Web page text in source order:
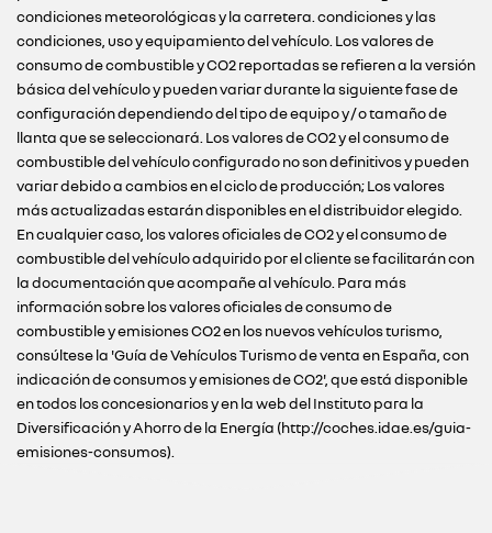
condiciones meteorológicas y la carretera. condiciones y las
condiciones, uso y equipamiento del vehículo. Los valores de
consumo de combustible y CO2 reportadas se refieren a la versión
básica del vehículo y pueden variar durante la siguiente fase de
configuración dependiendo del tipo de equipo y / o tamaño de
llanta que se seleccionará. Los valores de CO2 y el consumo de
combustible del vehículo configurado no son definitivos y pueden
variar debido a cambios en el ciclo de producción; Los valores
más actualizadas estarán disponibles en el distribuidor elegido.
En cualquier caso, los valores oficiales de CO2 y el consumo de
combustible del vehículo adquirido por el cliente se facilitarán con
la documentación que acompañe al vehículo. Para más
información sobre los valores oficiales de consumo de
combustible y emisiones CO2 en los nuevos vehículos turismo,
consúltese la 'Guía de Vehículos Turismo de venta en España, con
indicación de consumos y emisiones de CO2', que está disponible
en todos los concesionarios y en la web del Instituto para la
Diversificación y Ahorro de la Energía (http://coches.idae.es/guia-
emisiones-consumos).